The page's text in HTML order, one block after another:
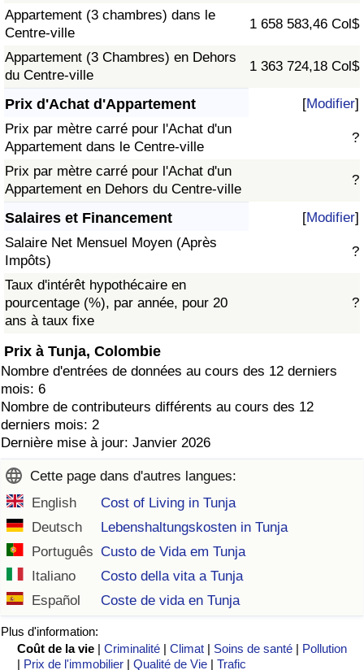
Appartement (3 chambres) dans le
Centre-ville
1 658 583,46 Col$
Appartement (3 Chambres) en Dehors
du Centre-ville
1 363 724,18 Col$
Prix d'Achat d'Appartement [Modifier]
Prix par mètre carré pour l'Achat d'un
Appartement dans le Centre-ville
?
Prix par mètre carré pour l'Achat d'un
Appartement en Dehors du Centre-ville
?
Salaires et Financement [Modifier]
Salaire Net Mensuel Moyen (Après
Impôts)
?
Taux d'intérêt hypothécaire en
pourcentage (%), par année, pour 20
ans à taux fixe
?
Prix à Tunja, Colombie
Nombre d'entrées de données au cours des 12 derniers
mois: 6
Nombre de contributeurs différents au cours des 12
derniers mois: 2
Dernière mise à jour: Janvier 2026
Cette page dans d'autres langues:
English
Cost of Living in Tunja
Deutsch
Lebenshaltungskosten in Tunja
Português Custo de Vida em Tunja
Italiano
Costo della vita a Tunja
Español
Coste de vida en Tunja
Plus d'information:
Coût de la vie |Criminalité |Climat | Soins de santé | Pollution
| Prix de l'immobilier |Qualité de Vie |Trafic